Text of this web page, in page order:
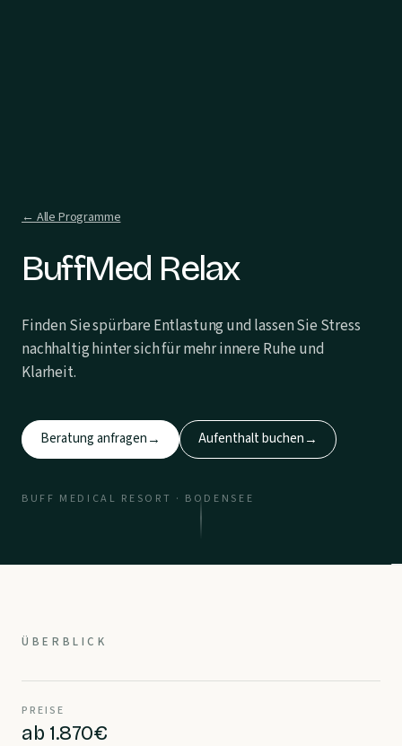
← Alle Programme
BuffMed Relax
Finden Sie spürbare Entlastung und lassen Sie Stress
nachhaltig hinter sich für mehr innere Ruhe und
Klarheit.
Beratung anfragen → Aufenthalt buchen →
BUFF MEDICAL RESORT · BODENSEE
ÜBERBLICK
PREISE
ab 1.870€